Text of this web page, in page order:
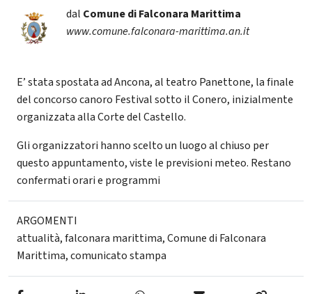
dal Comune di Falconara Marittima
www.comune.falconara-marittima.an.it
E’ stata spostata ad Ancona, al teatro Panettone, la finale
del concorso canoro Festival sotto il Conero, inizialmente
organizzata alla Corte del Castello.
Gli organizzatori hanno scelto un luogo al chiuso per
questo appuntamento, viste le previsioni meteo. Restano
confermati orari e programmi
ARGOMENTI
attualità,falconara marittima,Comune di Falconara
Marittima,comunicato stampa